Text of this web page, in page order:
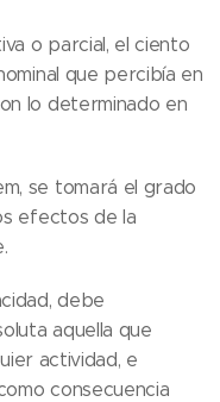
o parcial, el ciento
que percibía en
lo determinado en
se tomará el grado
efectos de la
debe
aquella que
actividad, e
consecuencia